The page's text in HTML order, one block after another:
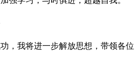
，我将进一步解放思想，带领各位